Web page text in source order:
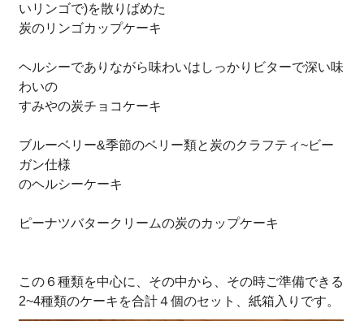
いリンゴで)を散りばめた
炭のリンゴカップケーキ
ヘルシーでありながら味わいはしっかりビターで深い味
わいの
すみやの炭チョコケーキ
ブルーベリー&季節のベリー類と炭のクラフティ~ビー
ガン仕様
のヘルシーケーキ
ピーナツバタークリームの炭のカップケーキ
この６種類を中心に、その中から、その時ご準備できる
2~4種類のケーキを合計４個のセット、紙箱入りです。